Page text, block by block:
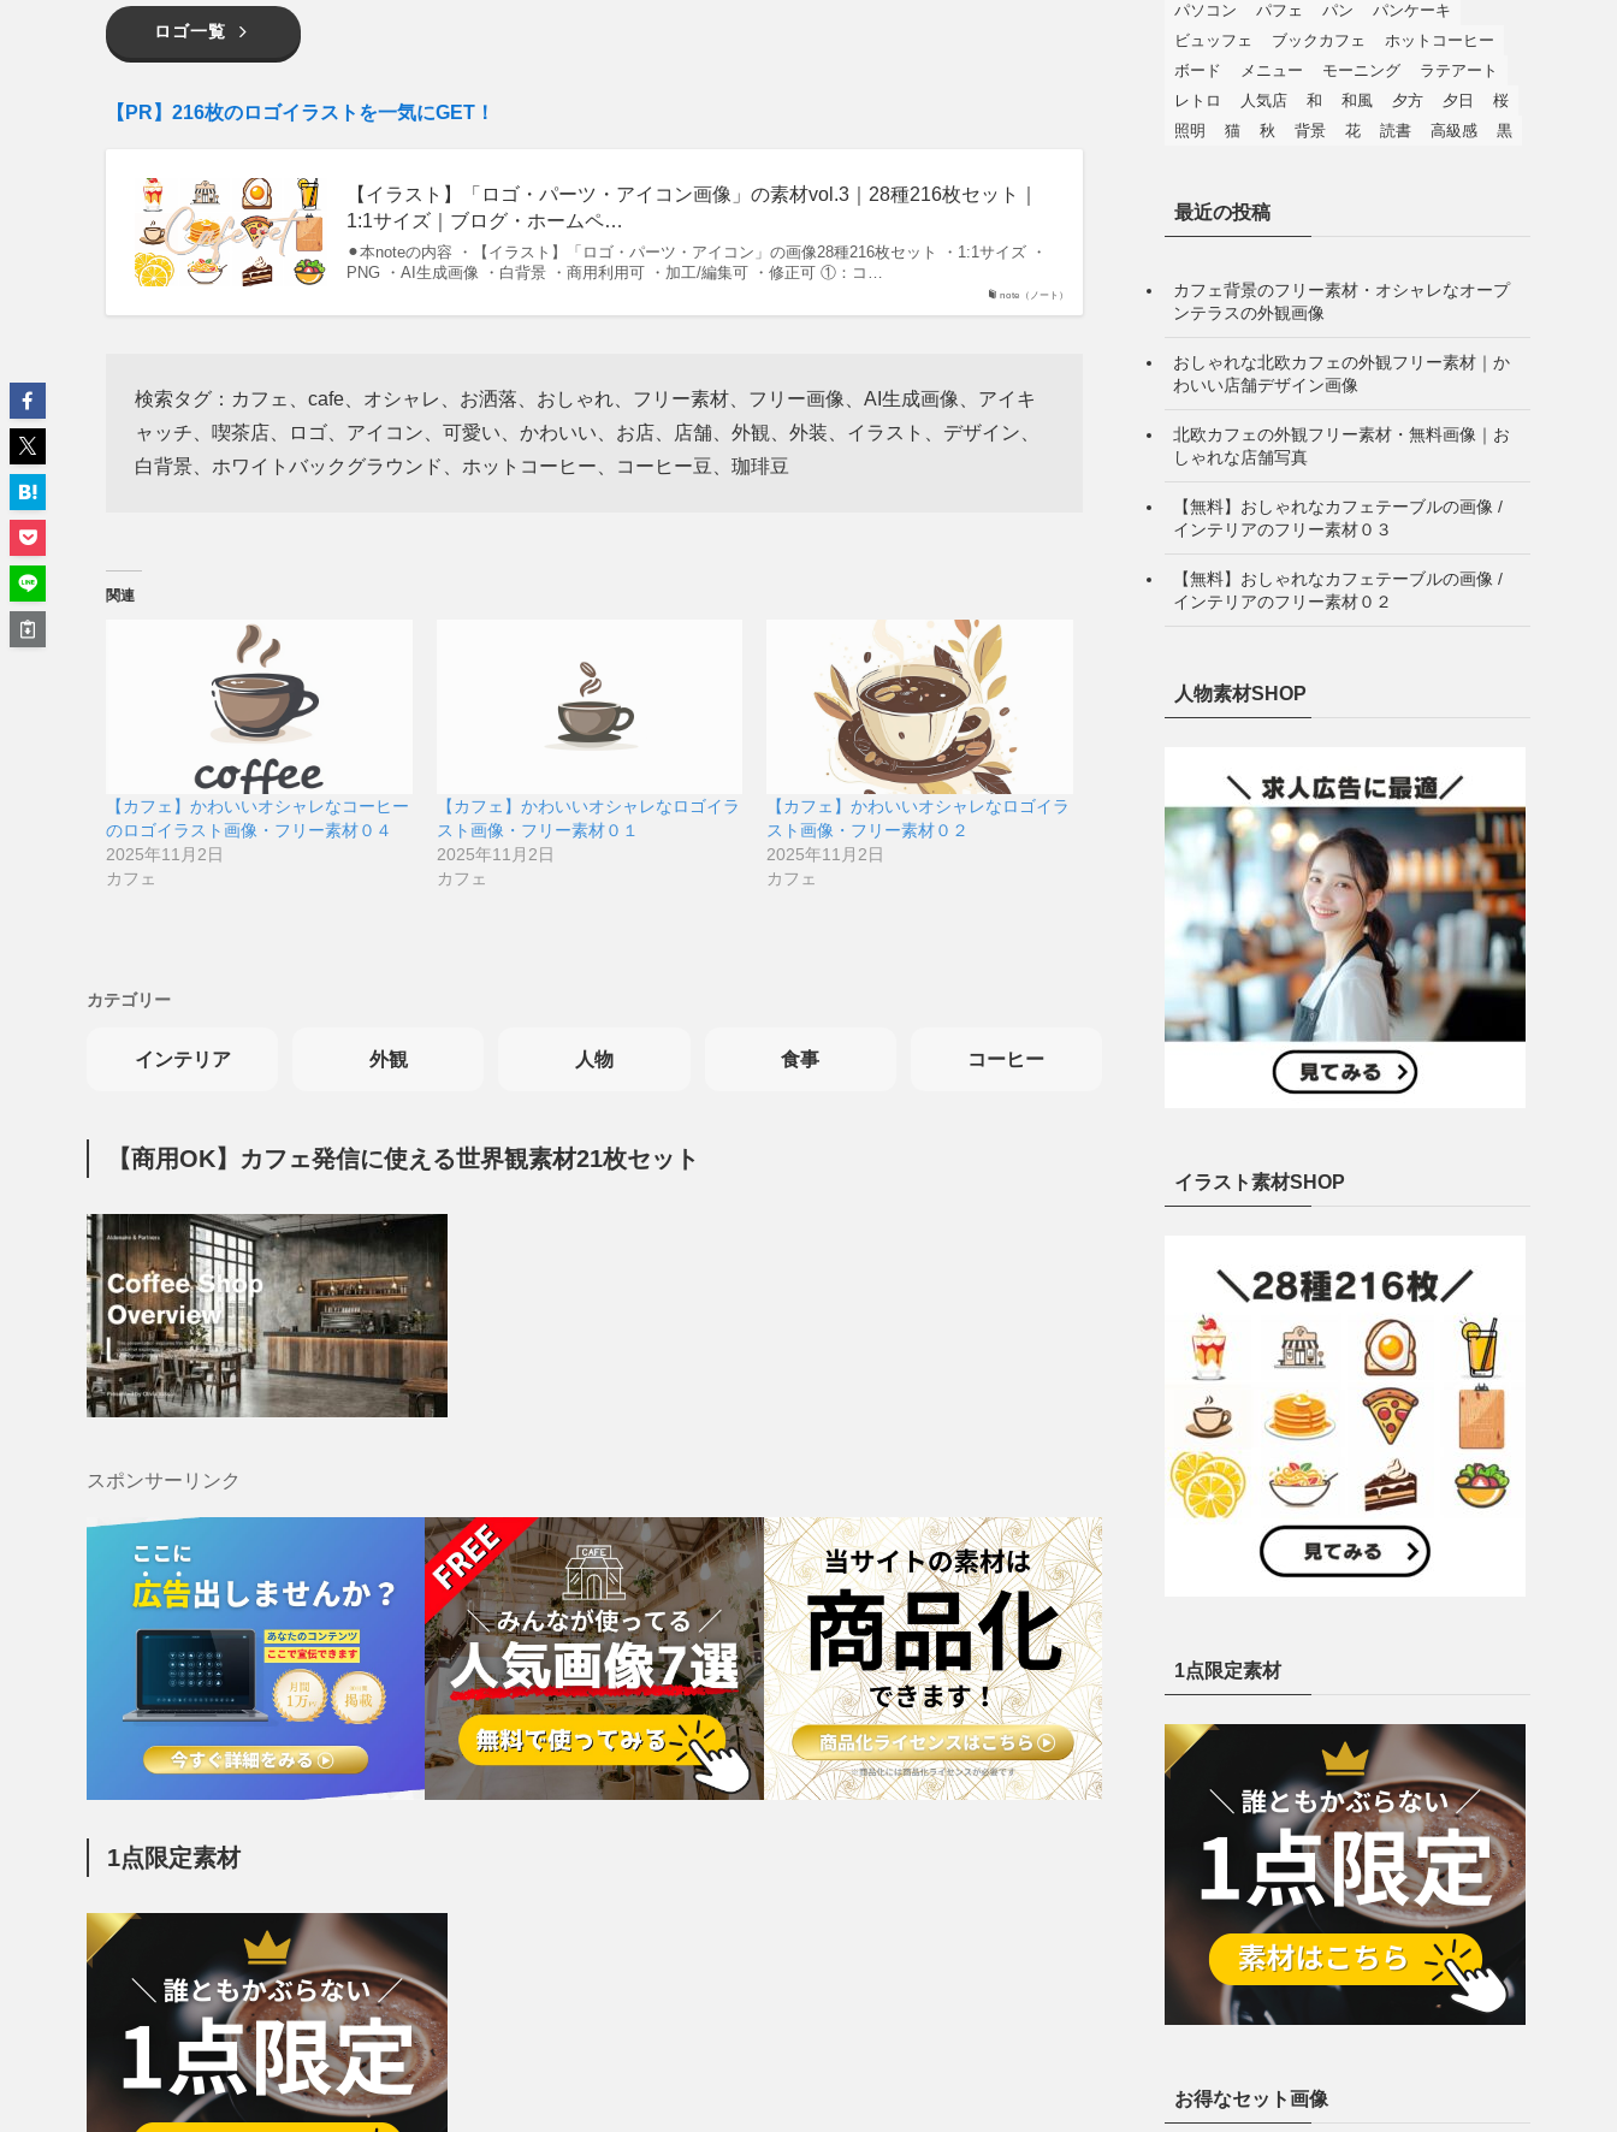
ロゴ一覧
【PR】216枚のロゴイラストを一気にGET！
note（ノート）
【イラスト】「ロゴ・パーツ・アイコン画像」の素材vol.3｜28種216枚セット｜
1:1サイズ｜ブログ・ホームペ…
⚫︎本noteの内容 ・【イラスト】「ロゴ・パーツ・アイコン」の画像28種216枚セット ・1:1サイズ ・
PNG ・AI生成画像 ・白背景 ・商用利用可 ・加工/編集可 ・修正可 ①：コ…
検索タグ：カフェ、cafe、オシャレ、お洒落、おしゃれ、フリー素材、フリー画像、AI生成画像、アイキ
ャッチ、喫茶店、ロゴ、アイコン、可愛い、かわいい、お店、店舗、外観、外装、イラスト、デザイン、
白背景、ホワイトバックグラウンド、ホットコーヒー、コーヒー豆、珈琲豆
関連
【カフェ】かわいいオシャレなコーヒー
のロゴイラスト画像・フリー素材０４
2025年11月2日
カフェ
【カフェ】かわいいオシャレなロゴイラ
スト画像・フリー素材０１
2025年11月2日
カフェ
【カフェ】かわいいオシャレなロゴイラ
スト画像・フリー素材０２
2025年11月2日
カフェ
カテゴリー
インテリア 外観 人物 食事 コーヒー
【商用OK】カフェ発信に使える世界観素材21枚セット
スポンサーリンク
1点限定素材
パソコン
パフェ パン
パンケーキ
ビュッフェ
ブックカフェ
ホットコーヒー
ボード
メニュー モーニング
ラテアート
レトロ
人気店 和 和風 夕方 夕日
桜
照明
猫 秋 背景 花 読書 高級感 黒
最近の投稿
カフェ背景のフリー素材・オシャレなオープ
ンテラスの外観画像
おしゃれな北欧カフェの外観フリー素材｜か
わいい店舗デザイン画像
北欧カフェの外観フリー素材・無料画像｜お
しゃれな店舗写真
【無料】おしゃれなカフェテーブルの画像 /
インテリアのフリー素材０３
【無料】おしゃれなカフェテーブルの画像 /
インテリアのフリー素材０２
人物素材SHOP
イラスト素材SHOP
1点限定素材
お得なセット画像